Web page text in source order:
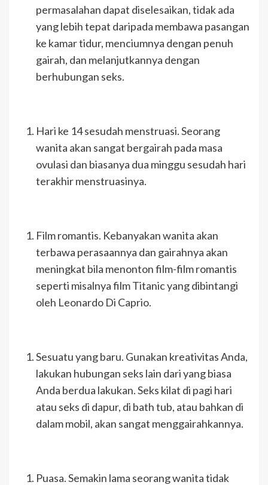
permasalahan dapat diselesaikan, tidak ada
yang lebih tepat daripada membawa pasangan
ke kamar tidur, menciumnya dengan penuh
gairah, dan melanjutkannya dengan
berhubungan seks.
Hari ke 14 sesudah menstruasi. Seorang
wanita akan sangat bergairah pada masa
ovulasi dan biasanya dua minggu sesudah hari
terakhir menstruasinya.
Film romantis. Kebanyakan wanita akan
terbawa perasaannya dan gairahnya akan
meningkat bila menonton film-film romantis
seperti misalnya film Titanic yang dibintangi
oleh Leonardo Di Caprio.
Sesuatu yang baru. Gunakan kreativitas Anda,
lakukan hubungan seks lain dari yang biasa
Anda berdua lakukan. Seks kilat di pagi hari
atau seks di dapur, di bath tub, atau bahkan di
dalam mobil, akan sangat menggairahkannya.
Puasa. Semakin lama seorang wanita tidak